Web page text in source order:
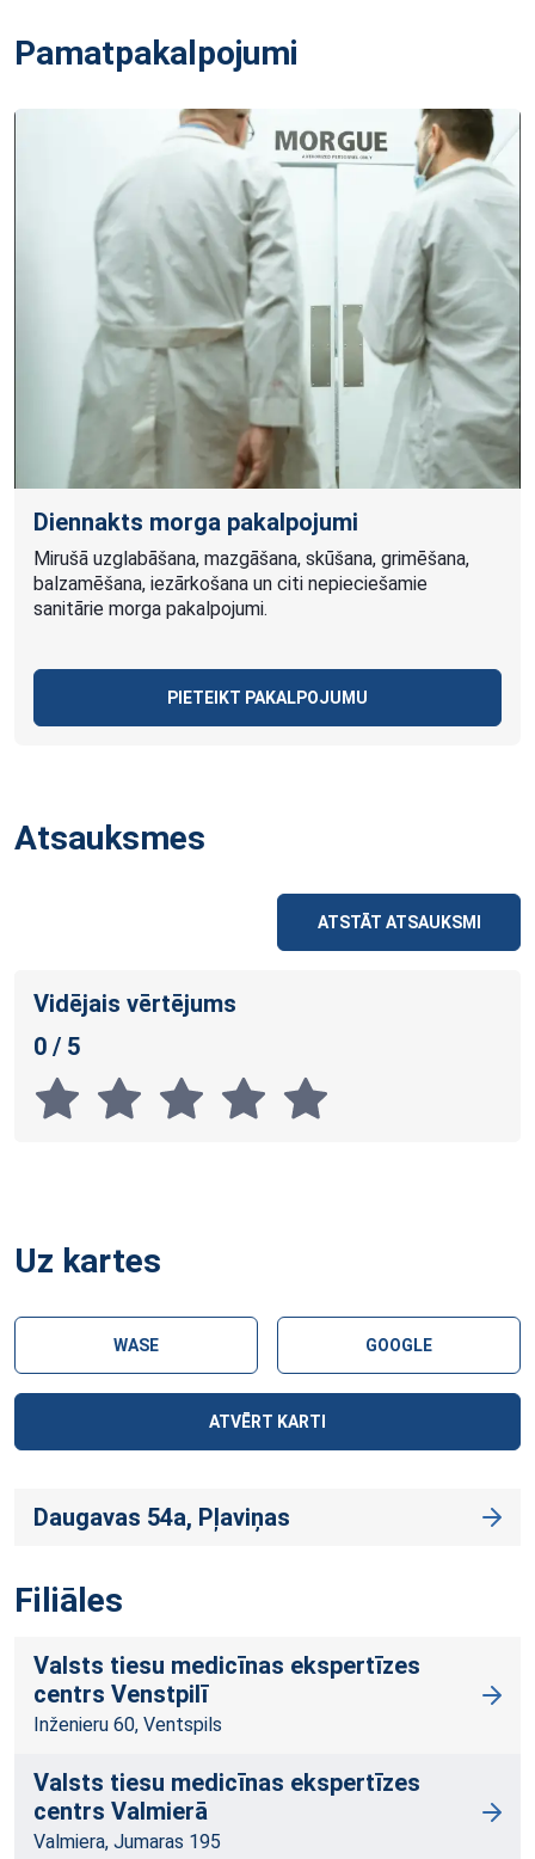
Pamatpakalpojumi
Diennakts morga pakalpojumi
Mirušā uzglabāšana, mazgāšana, skūšana, grimēšana,
balzamēšana, iezārkošana un citi nepieciešamie
sanitārie morga pakalpojumi.
PIETEIKT PAKALPOJUMU
Atsauksmes
ATSTĀT ATSAUKSMI
Vidējais vērtējums
0 / 5
Uz kartes
WASE GOOGLE
ATVĒRT KARTI
Daugavas 54a, Pļaviņas
Filiāles
Valsts tiesu medicīnas ekspertīzes
centrs Venstpilī
Inženieru 60, Ventspils
Valsts tiesu medicīnas ekspertīzes
centrs Valmierā
Valmiera, Jumaras 195